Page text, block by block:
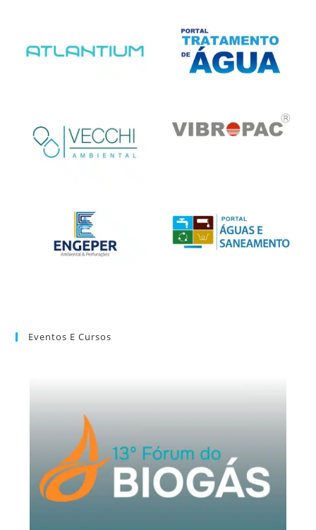
Eventos E Cursos